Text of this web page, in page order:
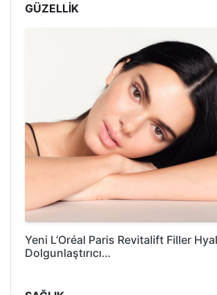
GÜZELLİK
Yeni L’Oréal Paris Revitalift Filler
Dolgunlaştırıcı…